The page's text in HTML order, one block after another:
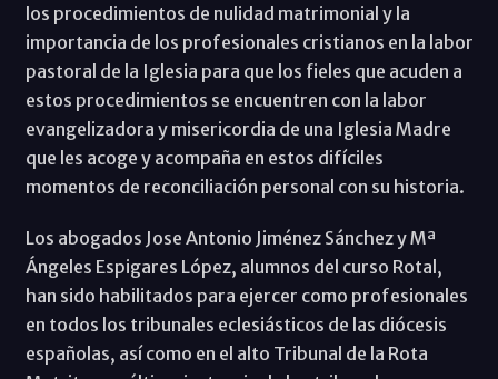
los procedimientos de nulidad matrimonial y la
importancia de los profesionales cristianos en la labor
pastoral de la Iglesia para que los fieles que acuden a
estos procedimientos se encuentren con la labor
evangelizadora y misericordia de una Iglesia Madre
que les acoge y acompaña en estos difíciles
momentos de reconciliación personal con su historia.
Los abogados Jose Antonio Jiménez Sánchez y Mª
Ángeles Espigares López, alumnos del curso Rotal,
han sido habilitados para ejercer como profesionales
en todos los tribunales eclesiásticos de las diócesis
españolas, así como en el alto Tribunal de la Rota